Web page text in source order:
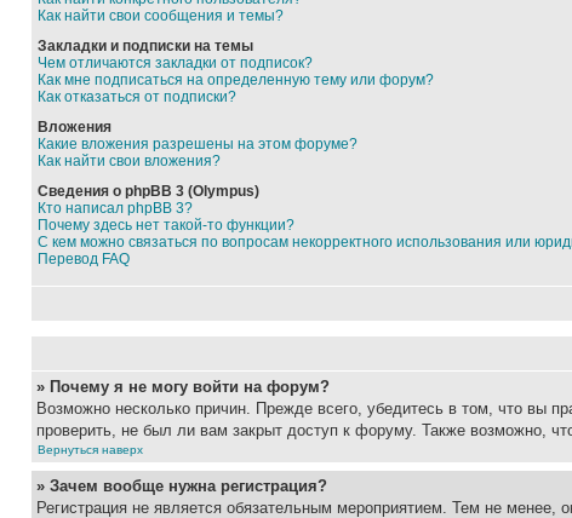
Как найти свои сообщения и темы?
Закладки и подписки на темы
Чем отличаются закладки от подписок?
Как мне подписаться на определенную тему или форум?
Как отказаться от подписки?
Вложения
Какие вложения разрешены на этом форуме?
Как найти свои вложения?
Сведения о phpBB 3 (Olympus)
Кто написал phpBB 3?
Почему здесь нет такой-то функции?
С кем можно связаться по вопросам некорректного использования или
Перевод FAQ
» Почему я не могу войти на форум?
Возможно несколько причин. Прежде всего, убедитесь в том, что вы
проверить, не был ли вам закрыт доступ к форуму. Также возможно,
Вернуться наверх
» Зачем вообще нужна регистрация?
Регистрация не является обязательным мероприятием. Тем не менее,